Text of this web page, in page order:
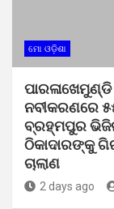
ମୋ ଓଡ଼ିଶା
ନବୀକରଣରେ
ବ୍ରହ୍ମପୁର
ଠିକାଦାରଙ୍କୁ
ଚାଲାଣ
2 days ago